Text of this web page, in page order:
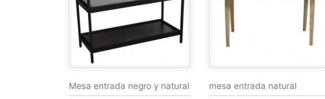
Mesa entrada negro y natural mesa entrada natural